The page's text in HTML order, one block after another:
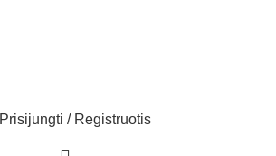
Prisijungti / Registruotis